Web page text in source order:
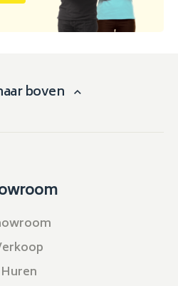
boven
Huren